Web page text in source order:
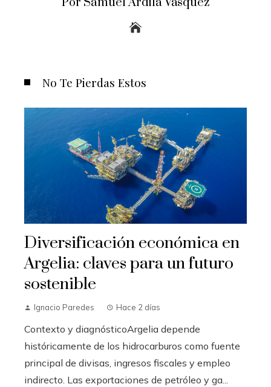
No Te Pierdas Estos
Diversificación económica en
Argelia: claves para un futuro
sostenible
Ignacio Paredes Hace 2 días
Contexto y diagnósticoArgelia depende
históricamente de los hidrocarburos como fuente
principal de divisas, ingresos fiscales y empleo
indirecto. Las exportaciones de petróleo y ga...